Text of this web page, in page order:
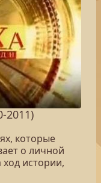
2011)
которые
о личной
истории,